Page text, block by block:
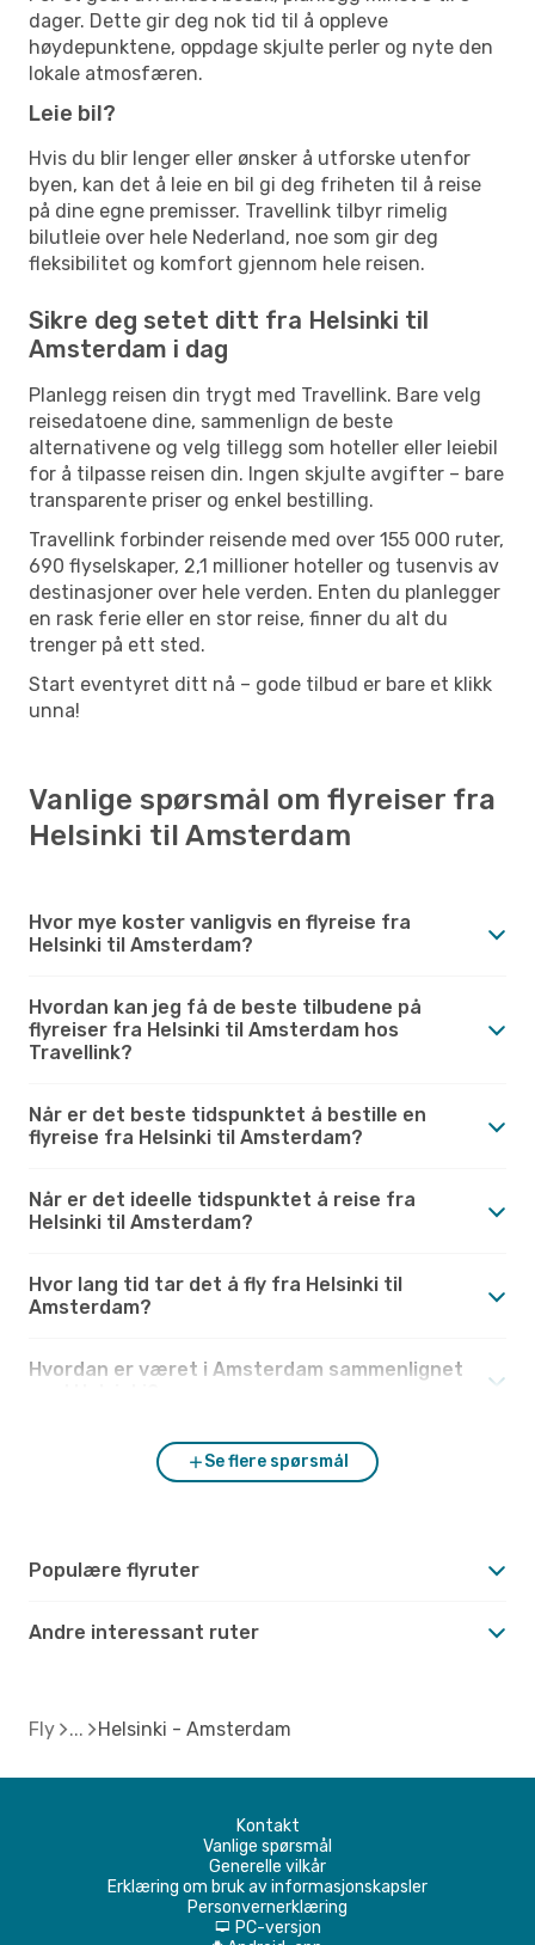
dager. Dette gir deg nok tid til å oppleve
høydepunktene, oppdage skjulte perler og nyte den
lokale atmosfæren.
Leie bil?
Hvis du blir lenger eller ønsker å utforske utenfor
byen, kan det å leie en bil gi deg friheten til å reise
på dine egne premisser. Travellink tilbyr rimelig
bilutleie over hele Nederland, noe som gir deg
fleksibilitet og komfort gjennom hele reisen.
Sikre deg setet ditt fra Helsinki til
Amsterdam i dag
Planlegg reisen din trygt med Travellink. Bare velg
reisedatoene dine, sammenlign de beste
alternativene og velg tillegg som hoteller eller leiebil
for å tilpasse reisen din. Ingen skjulte avgifter – bare
transparente priser og enkel bestilling.
Travellink forbinder reisende med over 155 000 ruter,
690 flyselskaper, 2,1 millioner hoteller og tusenvis av
destinasjoner over hele verden. Enten du planlegger
en rask ferie eller en stor reise, finner du alt du
trenger på ett sted.
Start eventyret ditt nå – gode tilbud er bare et klikk
unna!
Vanlige spørsmål om flyreiser fra
Helsinki til Amsterdam
Hvor mye koster vanligvis en flyreise fra
Helsinki til Amsterdam?
Hvordan kan jeg få de beste tilbudene på
flyreiser fra Helsinki til Amsterdam hos
Travellink?
Når er det beste tidspunktet å bestille en
flyreise fra Helsinki til Amsterdam?
Når er det ideelle tidspunktet å reise fra
Helsinki til Amsterdam?
Hvor lang tid tar det å fly fra Helsinki til
Amsterdam?
Hvordan er været i Amsterdam sammenlignet
Se flere spørsmål
Populære flyruter
Andre interessant ruter
Fly Helsinki - Amsterdam
Kontakt
Vanlige spørsmål
Generelle vilkår
Erklæring om bruk av informasjonskapsler
Personvernerklæring
d PC-versjon